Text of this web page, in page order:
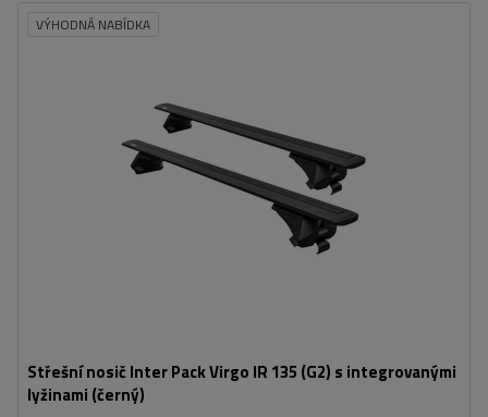
VÝHODNÁ NABÍDKA
Střešní nosič Inter Pack Virgo IR 135 (G2) s integrovanými
lyžinami (černý)